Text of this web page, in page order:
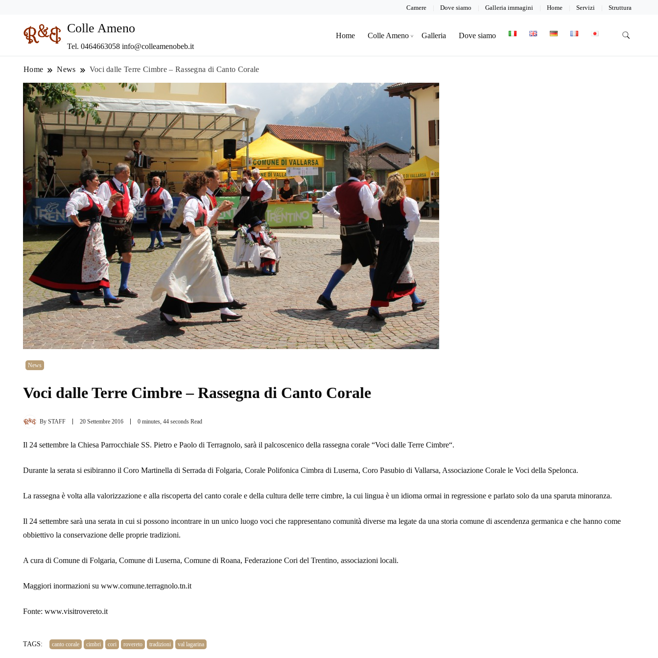
Camere Dove siamo Galleria immagini Home Servizi Struttura
Colle Ameno
Tel. 0464663058 info@colleamenobeb.it
Home Colle Ameno Galleria Dove siamo
Home News Voci dalle Terre Cimbre – Rassegna di Canto Corale
News
Voci dalle Terre Cimbre – Rassegna di Canto Corale
By STAFF 20 Settembre 2016 0 minutes, 44 seconds Read
Il 24 settembre la Chiesa Parrocchiale SS. Pietro e Paolo di Terragnolo, sarà il palcoscenico della rassegna corale “Voci dalle Terre Cimbre“.
Durante la serata si esibiranno il Coro Martinella di Serrada di Folgaria, Corale Polifonica Cimbra di Luserna, Coro Pasubio di Vallarsa, Associazione Corale le Voci della Spelonca.
La rassegna è volta alla valorizzazione e alla riscoperta del canto corale e della cultura delle terre cimbre, la cui lingua è un idioma ormai in regressione e parlato solo da una sparuta minoranza.
Il 24 settembre sarà una serata in cui si possono incontrare in un unico luogo voci che rappresentano comunità diverse ma legate da una storia comune di ascendenza germanica e che hanno come
obbiettivo la conservazione delle proprie tradizioni.
A cura di Comune di Folgaria, Comune di Luserna, Comune di Roana, Federazione Cori del Trentino, associazioni locali.
Maggiori inormazioni su www.comune.terragnolo.tn.it
Fonte: www.visitrovereto.it
TAGS: canto corale cimbri cori rovereto tradizioni val lagarina